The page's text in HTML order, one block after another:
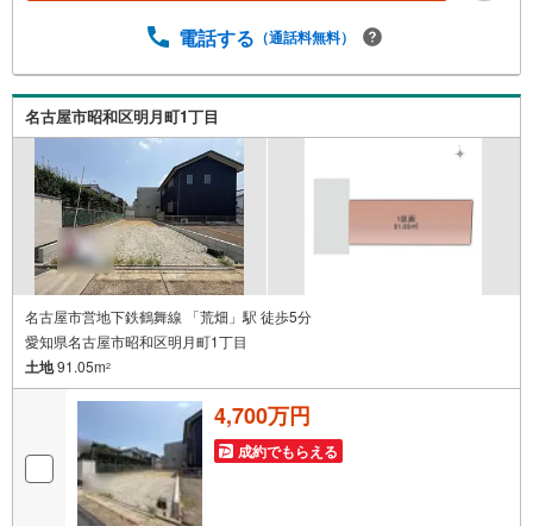
ム**理想の間取り、テイストを作り上げられます！リフォ
電話する （通話料無料）
名古屋市昭和区明月町1丁目
名古屋市営地下鉄鶴舞線 「荒畑」駅 徒歩5分
愛知県名古屋市昭和区明月町1丁目
土地91.05m2
4,700万円
成約でもらえる